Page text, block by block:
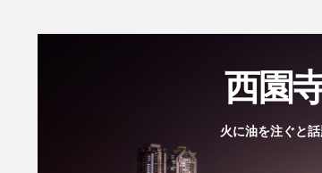
西園
火に油を注ぐと